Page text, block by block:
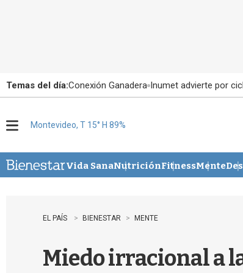
Temas del día:Conexión Ganadera Inumet advierte por
u
Montevideo, T 15° H 89%
Vida SanaNutriciónFitnessMente
EL PAÍS BIENESTAR MENTE
Miedo irracional a